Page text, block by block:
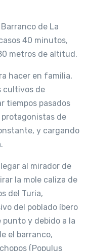
de La
40 minutos,
metros de altitud.
hacer en familia,
cultivos de
tiempos pasados
protagonistas de
y cargando
al mirador de
la mole caliza de
del Turia,
del poblado íbero
punto y debido a la
el barranco,
(Populus